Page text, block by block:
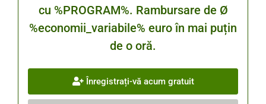
cu %PROGRAM%. Rambursare de Ø
%economii_variabile% euro în mai puțin
de o oră.
Înregistrați-vă acum gratuit